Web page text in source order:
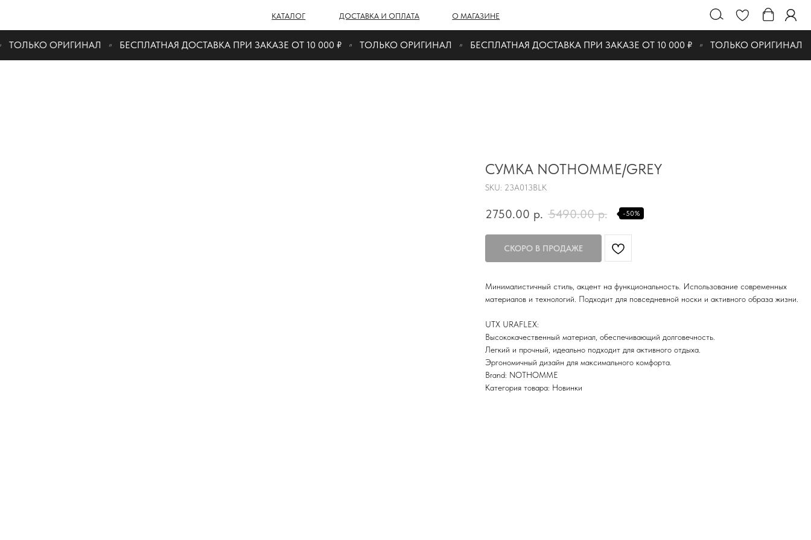
КАТАЛОГ О МАГАЗИНЕ
ДОСТАВКА И ОПЛАТА
ТОЛЬКО ОРИГИНАЛ БЕСПЛАТНАЯ ДОСТАВКА ПРИ ЗАКАЗЕ ОТ 10 000 ₽ ТОЛЬКО ОРИГИНАЛ БЕСПЛАТНАЯ ДОСТАВКА ПРИ ЗАКАЗЕ ОТ 10 000 ₽ ТОЛЬКО ОРИГИНАЛ
СУМКА NOTHOMME/GREY
SKU: 23A013BLK
2750.00 р. 5490.00 р. -50%
Минималистичный стиль, акцент на функциональность. Использование современных
материалов и технологий. Подходит для повседневной носки и активного образа жизни.
UTX URAFLEX:
Высококачественный материал, обеспечивающий долговечность.
Легкий и прочный, идеально подходит для активного отдыха.
Эргономичный дизайн для максимального комфорта.
Brand: NOTHOMME
Категория товара: Новинки